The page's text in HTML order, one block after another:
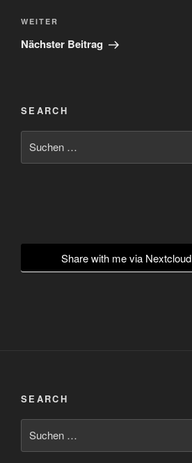
Nächster
Beitrag
WEITER
Nächster Beitrag
SEARCH
nach:
Share with me via Nextcloud
SEARCH
nach: